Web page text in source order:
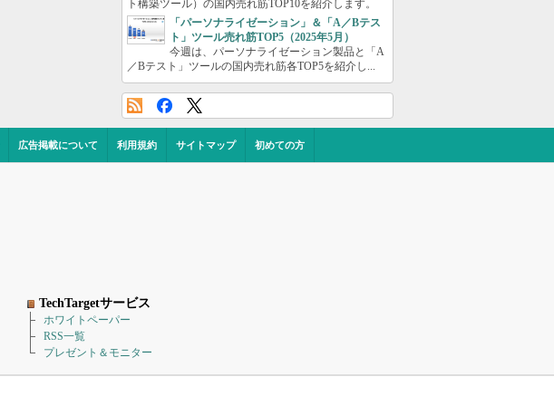
ト構築ツール）の国内売れ筋TOP10を紹介します。
「パーソナライゼーション」＆「A／Bテス
ト」ツール売れ筋TOP5（2025年5月）
今週は、パーソナライゼーション製品と「A
／Bテスト」ツールの国内売れ筋各TOP5を紹介し...
広告掲載について 利用規約 サイトマップ 初めての方
TechTargetサービス
ホワイトペーパー
RSS一覧
プレゼント＆モニター